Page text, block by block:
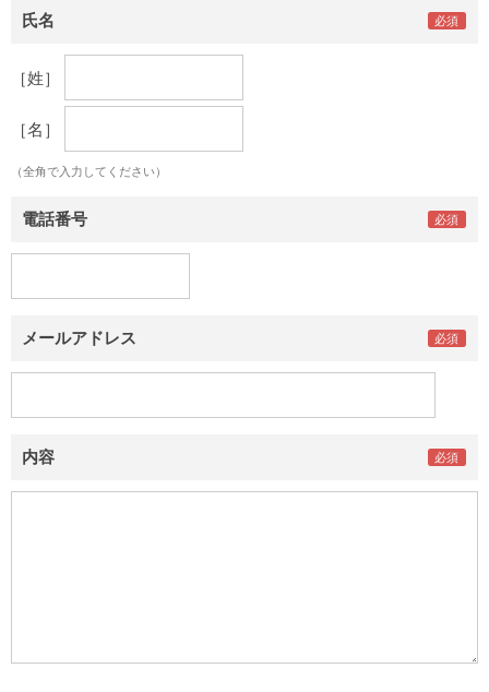
氏名
［姓］
［名］
（全角で入力してください）
電話番号
メールアドレス
内容